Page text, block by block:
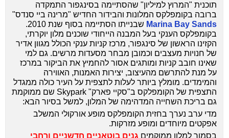
תוכנית "המרוץ למיליון" שהסתיימה בסינגפור התמקדה
ברובה בקומפלקס המלונות והבידור החדיש "מרינה ביי סנדס"
Marina Bay Sands
שבנייתו הסתיימה בסוף שנת 2010.
בקומפלקס הענקי בעל המבנה הייחודי שוכנים מלון יוקרתי,
הקזינו הראשון של סינגפור, מרכז קניות ענקי הכולל מגוון אדיר
של חנויות מעצבים וכמובן מבחר מסעדות מרשים. גם למי
שאינו חובב קניות ומותגים אסור להחמיץ את הביקור במרכז
על מנת להתרשם מהעיצוב, יצירות האמנות, האווירה
והמימדים. מומלץ ביותר לעלות לתצפית על העיר כולה ממגדל
התצפית של הקומפלקס ב"סקיי פארק" Skypark שם ממוקמת
גם בריכת השחייה המדהימה של המלון, למשל בסיור הבא:
מדי ערב נערך בחזית הקומפלקס מופע אורקולי המשלב
אפקטים מיוחדים ומופע מזרקות.
בסמוך למלון ממוקמים גנים בוטאניים חדשניים ורחבי